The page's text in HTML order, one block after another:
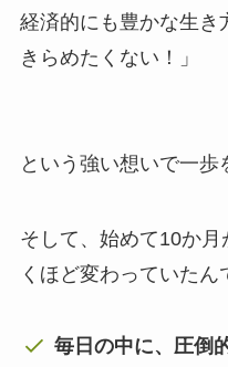
経済的にも豊かな生き
きらめたくない！」
という強い想いで一歩
そして、始めて10か
くほど変わっていたん
毎日の中に、圧倒